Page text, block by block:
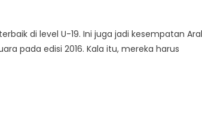
di level U-19. Ini juga jadi kesempatan
pada edisi 2016. Kala itu, mereka harus